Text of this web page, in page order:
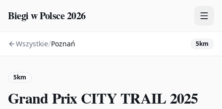
Biegi w Polsce 2026
Zawody
Wszystkie/Poznań 5km
5km
Grand Prix CITY TRAIL 2025